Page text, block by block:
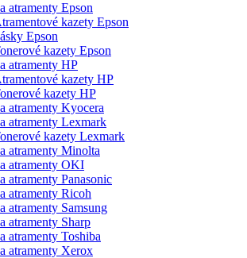
atramenty Epson
kazety Epson
Epson
kazety Epson
atramenty HP
kazety HP
kazety HP
atramenty Kyocera
atramenty Lexmark
kazety Lexmark
atramenty Minolta
atramenty OKI
atramenty Panasonic
atramenty Ricoh
atramenty Samsung
atramenty Sharp
atramenty Toshiba
atramenty Xerox